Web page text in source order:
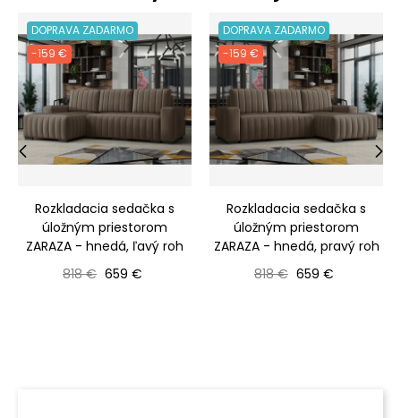
DOPRAVA ZADARMO
-159 €
Rozkladacia sedačka s
úložným priestorom
ZARAZA - hnedá, ľavý roh
Bežná cena
818 € Cena
659 €
DOPRAVA ZADARMO
-159 €
Rozkladacia sedačka s
úložným priestorom
ZARAZA - hnedá, pravý roh
Bežná cena
818 € Cena
659 €